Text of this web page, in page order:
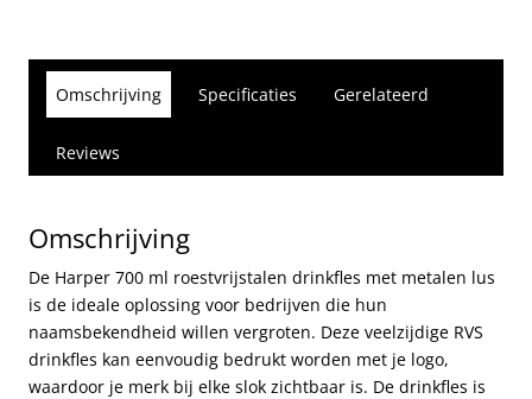
Omschrijving Specificaties Gerelateerd
Reviews
Omschrijving
De Harper 700 ml roestvrijstalen drinkfles met metalen lus
is de ideale oplossing voor bedrijven die hun
naamsbekendheid willen vergroten. Deze veelzijdige RVS
drinkfles kan eenvoudig bedrukt worden met je logo,
waardoor je merk bij elke slok zichtbaar is. De drinkfles is